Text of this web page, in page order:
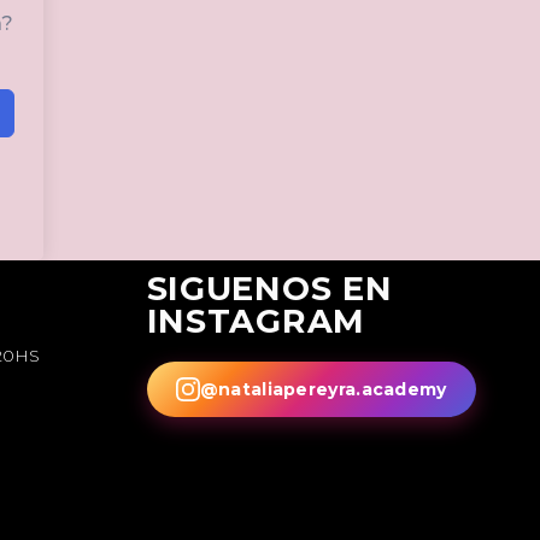
SIGUENOS EN
INSTAGRAM
@nataliapereyra.academy